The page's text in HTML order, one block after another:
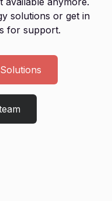
solutions or get in
for support.